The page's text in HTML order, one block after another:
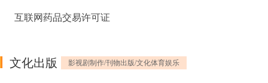
互联网药品交易许可证
文化出版 影视剧制作/刊物出版/文化体育娱乐